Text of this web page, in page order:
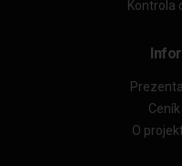
Kontrola
O